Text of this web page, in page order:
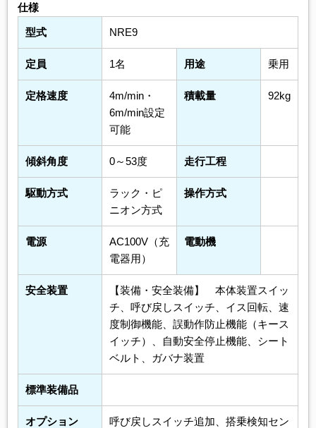
仕様
型式 NRE9
定員 1名 用途 乗用
定格速度
4m/min・
6m/min設定
可能
積載量 92kg
傾斜角度 0～53度 走行工程
駆動方式
ラック・ピ
ニオン方式
操作方式
電源
AC100V（充
電器用）
電動機
安全装置
【装備・安全装備】 本体装置スイッ
チ、呼び戻しスイッチ、イス回転、速
度制御機能、誤動作防止機能（キース
イッチ）、自動安全停止機能、シート
ベルト、ガバナ装置
標準装備品
オプション
呼び戻しスイッチ追加、搭乗検知セン